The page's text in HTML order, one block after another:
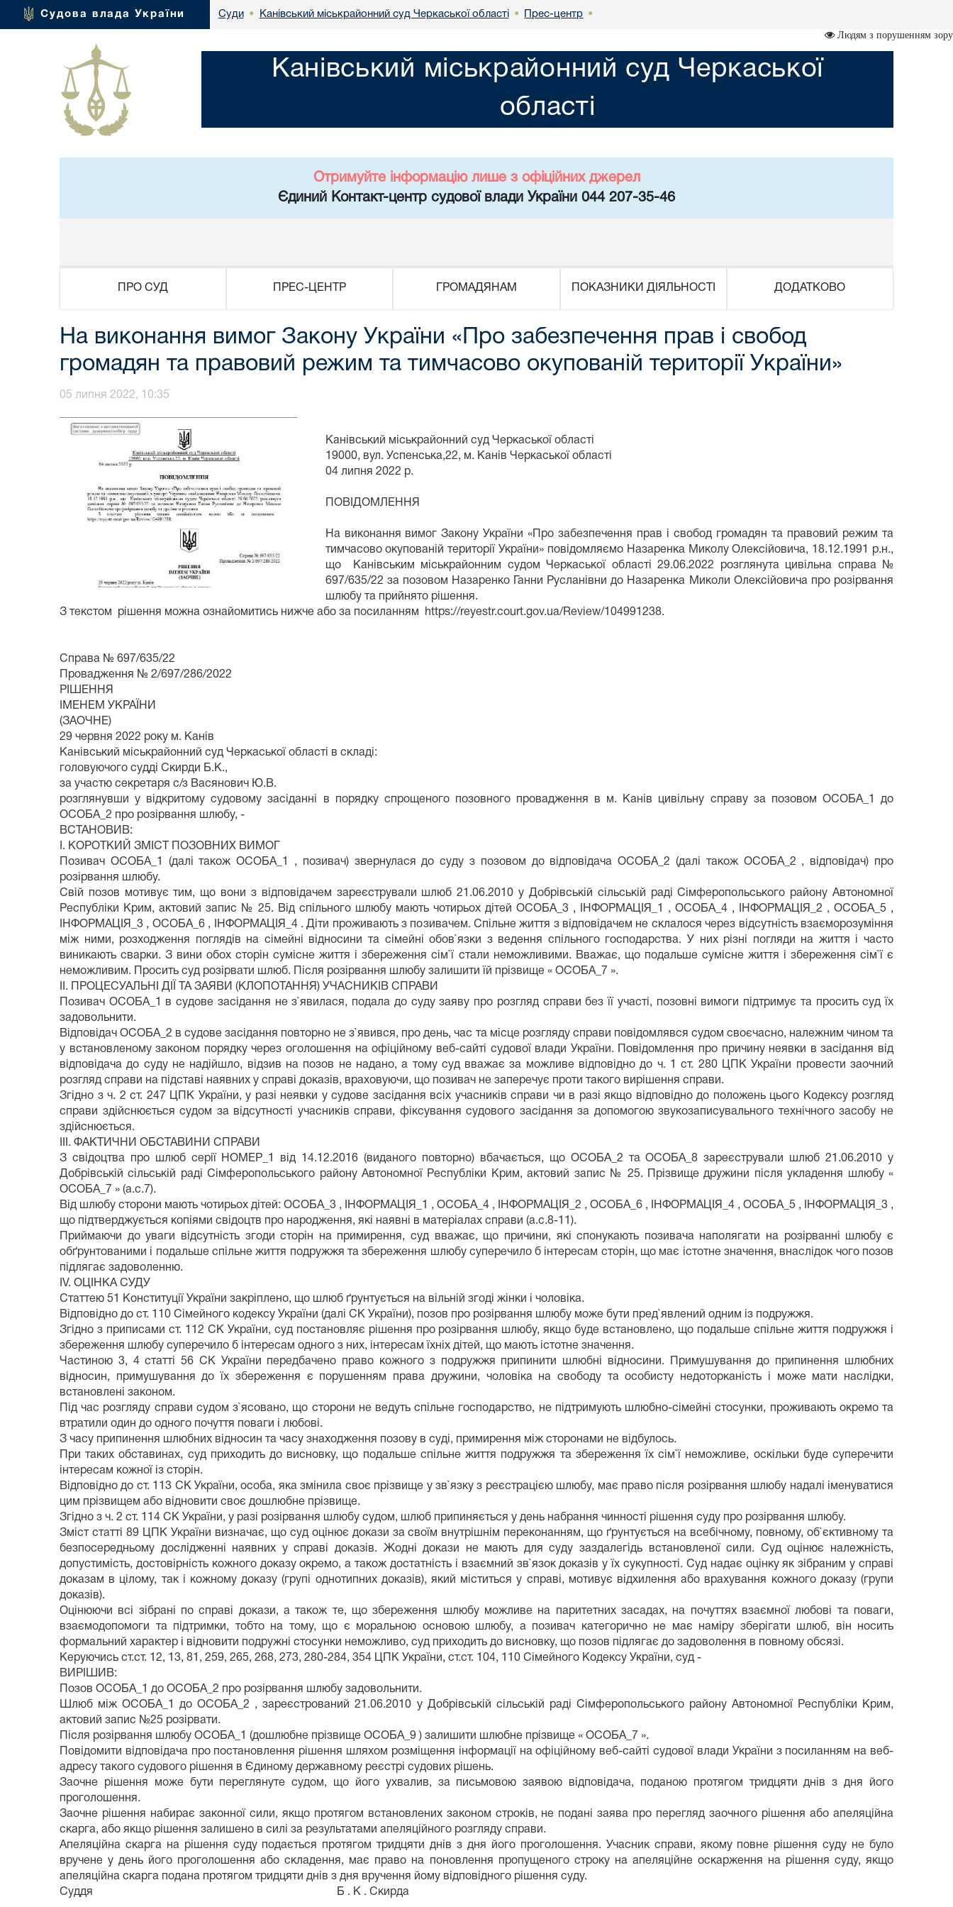
Судова влада України Суди • Канівський міськрайонний суд Черкаської області • Прес-центр •
Людям з порушенням зору
Канівський міськрайонний суд Черкаської
області
Отримуйте інформацію лише з офіційних джерел
Єдиний Контакт-центр судової влади України 044 207-35-46
ПРО СУД ПРЕС-ЦЕНТР ГРОМАДЯНАМ ПОКАЗНИКИ ДІЯЛЬНОСТІ ДОДАТКОВО
На виконання вимог Закону України «Про забезпечення прав і свобод
громадян та правовий режим та тимчасово окупованій території України»
05 липня 2022, 10:35
Канівський міськрайонний суд Черкаської області
19000, вул. Успенська,22, м. Канів Черкаської області
04 липня 2022 р.
ПОВІДОМЛЕННЯ
На виконання вимог Закону України «Про забезпечення прав і свобод громадян та правовий режим та
тимчасово окупованій території України» повідомляємо Назаренка Миколу Олексійовича, 18.12.1991 р.н.,
що Канівським міськрайонним судом Черкаської області 29.06.2022 розглянута цивільна справа №
697/635/22 за позовом Назаренко Ганни Русланівни до Назаренка Миколи Олексійовича про розірвання
шлюбу та прийнято рішення.
З текстом рішення можна ознайомитись нижче або за посиланням https://reyestr.court.gov.ua/Review/104991238.
Справа № 697/635/22
Провадження № 2/697/286/2022
РІШЕННЯ
ІМЕНЕМ УКРАЇНИ
(ЗАОЧНЕ)
29 червня 2022 року м. Канів
Канівський міськрайонний суд Черкаської області в складі:
головуючого судді Скирди Б.К.,
за участю секретаря с/з Васянович Ю.В.
розглянувши у відкритому судовому засіданні в порядку спрощеного позовного провадження в м. Канів цивільну справу за позовом ОСОБА_1 до
ОСОБА_2 про розірвання шлюбу, -
ВСТАНОВИВ:
І. КОРОТКИЙ ЗМІСТ ПОЗОВНИХ ВИМОГ
Позивач ОСОБА_1 (далі також ОСОБА_1 , позивач) звернулася до суду з позовом до відповідача ОСОБА_2 (далі також ОСОБА_2 , відповідач) про
розірвання шлюбу.
Свій позов мотивує тим, що вони з відповідачем зареєстрували шлюб 21.06.2010 у Добрівській сільській раді Сімферопольського району Автономної
Республіки Крим, актовий запис № 25. Від спільного шлюбу мають чотирьох дітей ОСОБА_3 , ІНФОРМАЦІЯ_1 , ОСОБА_4 , ІНФОРМАЦІЯ_2 , ОСОБА_5 ,
ІНФОРМАЦІЯ_3 , ОСОБА_6 , ІНФОРМАЦІЯ_4 . Діти проживають з позивачем. Спільне життя з відповідачем не склалося через відсутність взаєморозуміння
між ними, розходження поглядів на сімейні відносини та сімейні обов`язки з ведення спільного господарства. У них різні погляди на життя і часто
виникають сварки. З вини обох сторін сумісне життя і збереження сім`ї стали неможливими. Вважає, що подальше сумісне життя і збереження сім`ї є
неможливим. Просить суд розірвати шлюб. Після розірвання шлюбу залишити їй прізвище « ОСОБА_7 ».
ІІ. ПРОЦЕСУАЛЬНІ ДІЇ ТА ЗАЯВИ (КЛОПОТАННЯ) УЧАСНИКІВ СПРАВИ
Позивач ОСОБА_1 в судове засідання не з`явилася, подала до суду заяву про розгляд справи без її участі, позовні вимоги підтримує та просить суд їх
задовольнити.
Відповідач ОСОБА_2 в судове засідання повторно не з`явився, про день, час та місце розгляду справи повідомлявся судом своєчасно, належним чином та
у встановленому законом порядку через оголошення на офіційному веб-сайті судової влади України. Повідомлення про причину неявки в засідання від
відповідача до суду не надійшло, відзив на позов не надано, а тому суд вважає за можливе відповідно до ч. 1 ст. 280 ЦПК України провести заочний
розгляд справи на підставі наявних у справі доказів, враховуючи, що позивач не заперечує проти такого вирішення справи.
Згідно з ч. 2 ст. 247 ЦПК України, у разі неявки у судове засідання всіх учасників справи чи в разі якщо відповідно до положень цього Кодексу розгляд
справи здійснюється судом за відсутності учасників справи, фіксування судового засідання за допомогою звукозаписувального технічного засобу не
здійснюється.
ІІІ. ФАКТИЧНИ ОБСТАВИНИ СПРАВИ
З свідоцтва про шлюб серії НОМЕР_1 від 14.12.2016 (виданого повторно) вбачається, що ОСОБА_2 та ОСОБА_8 зареєстрували шлюб 21.06.2010 у
Добрівській сільській раді Сімферопольського району Автономної Республіки Крим, актовий запис № 25. Прізвище дружини після укладення шлюбу «
ОСОБА_7 » (а.с.7).
Від шлюбу сторони мають чотирьох дітей: ОСОБА_3 , ІНФОРМАЦІЯ_1 , ОСОБА_4 , ІНФОРМАЦІЯ_2 , ОСОБА_6 , ІНФОРМАЦІЯ_4 , ОСОБА_5 , ІНФОРМАЦІЯ_3 ,
що підтверджується копіями свідоцтв про народження, які наявні в матеріалах справи (а.с.8-11).
Приймаючи до уваги відсутність згоди сторін на примирення, суд вважає, що причини, які спонукають позивача наполягати на розірванні шлюбу є
обґрунтованими і подальше спільне життя подружжя та збереження шлюбу суперечило б інтересам сторін, що має істотне значення, внаслідок чого позов
підлягає задоволенню.
ІV. ОЦІНКА СУДУ
Статтею 51 Конституції України закріплено, що шлюб ґрунтується на вільній згоді жінки і чоловіка.
Відповідно до ст. 110 Сімейного кодексу України (далі СК України), позов про розірвання шлюбу може бути пред`явлений одним із подружжя.
Згідно з приписами ст. 112 СК України, суд постановляє рішення про розірвання шлюбу, якщо буде встановлено, що подальше спільне життя подружжя і
збереження шлюбу суперечило б інтересам одного з них, інтересам їхніх дітей, що мають істотне значення.
Частиною 3, 4 статті 56 СК України передбачено право кожного з подружжя припинити шлюбні відносини. Примушування до припинення шлюбних
відносин, примушування до їх збереження є порушенням права дружини, чоловіка на свободу та особисту недоторканість і може мати наслідки,
встановлені законом.
Під час розгляду справи судом з`ясовано, що сторони не ведуть спільне господарство, не підтримують шлюбно-сімейні стосунки, проживають окремо та
втратили один до одного почуття поваги і любові.
З часу припинення шлюбних відносин та часу знаходження позову в суді, примирення між сторонами не відбулось.
При таких обставинах, суд приходить до висновку, що подальше спільне життя подружжя та збереження їх сім`ї неможливе, оскільки буде суперечити
інтересам кожної із сторін.
Відповідно до ст. 113 СК України, особа, яка змінила своє прізвище у зв`язку з реєстрацією шлюбу, має право після розірвання шлюбу надалі іменуватися
цим прізвищем або відновити своє дошлюбне прізвище.
Згідно з ч. 2 ст. 114 СК України, у разі розірвання шлюбу судом, шлюб припиняється у день набрання чинності рішення суду про розірвання шлюбу.
Зміст статті 89 ЦПК України визначає, що суд оцінює докази за своїм внутрішнім переконанням, що ґрунтується на всебічному, повному, об`єктивному та
безпосередньому дослідженні наявних у справі доказів. Жодні докази не мають для суду заздалегідь встановленої сили. Суд оцінює належність,
допустимість, достовірність кожного доказу окремо, а також достатність і взаємний зв`язок доказів у їх сукупності. Суд надає оцінку як зібраним у справі
доказам в цілому, так і кожному доказу (групі однотипних доказів), який міститься у справі, мотивує відхилення або врахування кожного доказу (групи
доказів).
Оцінюючи всі зібрані по справі докази, а також те, що збереження шлюбу можливе на паритетних засадах, на почуттях взаємної любові та поваги,
взаємодопомоги та підтримки, тобто на тому, що є моральною основою шлюбу, а позивач категорично не має наміру зберігати шлюб, він носить
формальний характер і відновити подружні стосунки неможливо, суд приходить до висновку, що позов підлягає до задоволення в повному обсязі.
Керуючись ст.ст. 12, 13, 81, 259, 265, 268, 273, 280-284, 354 ЦПК України, ст.ст. 104, 110 Сімейного Кодексу України, суд -
ВИРІШИВ:
Позов ОСОБА_1 до ОСОБА_2 про розірвання шлюбу задовольнити.
Шлюб між ОСОБА_1 до ОСОБА_2 , зареєстрований 21.06.2010 у Добрівській сільській раді Сімферопольського району Автономної Республіки Крим,
актовий запис №25 розірвати.
Після розірвання шлюбу ОСОБА_1 (дошлюбне прізвище ОСОБА_9 ) залишити шлюбне прізвище « ОСОБА_7 ».
Повідомити відповідача про постановлення рішення шляхом розміщення інформації на офіційному веб-сайті судової влади України з посиланням на веб-
адресу такого судового рішення в Єдиному державному реєстрі судових рішень.
Заочне рішення може бути переглянуте судом, що його ухвалив, за письмовою заявою відповідача, поданою протягом тридцяти днів з дня його
проголошення.
Заочне рішення набирає законної сили, якщо протягом встановлених законом строків, не подані заява про перегляд заочного рішення або апеляційна
скарга, або якщо рішення залишено в силі за результатами апеляційного розгляду справи.
Апеляційна скарга на рішення суду подається протягом тридцяти днів з дня його проголошення. Учасник справи, якому повне рішення суду не було
вручене у день його проголошення або складення, має право на поновлення пропущеного строку на апеляційне оскарження на рішення суду, якщо
апеляційна скарга подана протягом тридцяти днів з дня вручення йому відповідного рішення суду.
Суддя Б . К . Скирда